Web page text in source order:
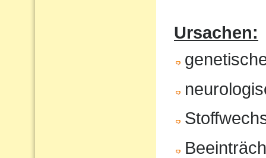
Ursachen: